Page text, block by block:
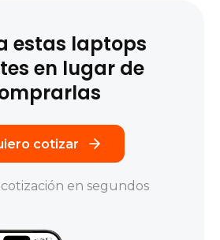
estas laptops
en lugar de
cotizar
en segundos